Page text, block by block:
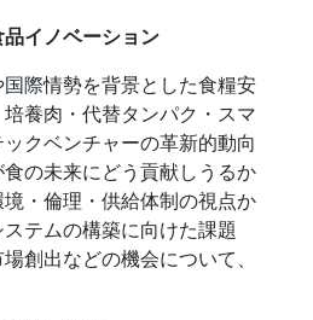
イノベーション
際情勢を背景とした食糧安
養肉・代替タンパク・スマ
クベンチャーの革新的動向
の未来にどう貢献しうるか
・倫理・供給体制の視点か
テムの構築に向けた課題
創出などの機会について、